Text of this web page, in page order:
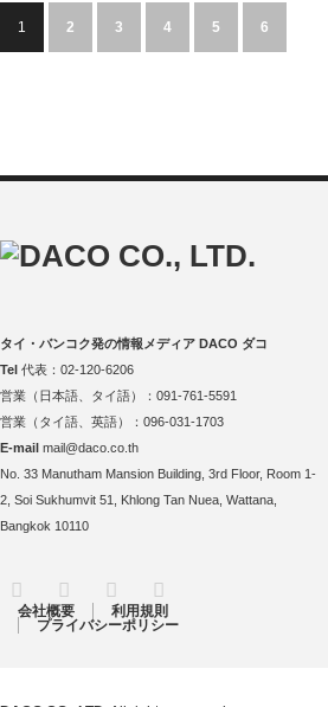
1 2 3 4 5 6
タイ・バンコク発の情報メディア DACO ダコ
Tel 代表：02-120-6206
営業（日本語、タイ語）：091-761-5591
営業（タイ語、英語）：096-031-1703
E-mail mail@daco.co.th
No. 33 Manutham Mansion Building, 3rd Floor, Room 1-
2, Soi Sukhumvit 51, Khlong Tan Nuea, Wattana,
Bangkok 10110
Twitter FacebookInstagram
会社概要
利用規則
プライバシーポリシー